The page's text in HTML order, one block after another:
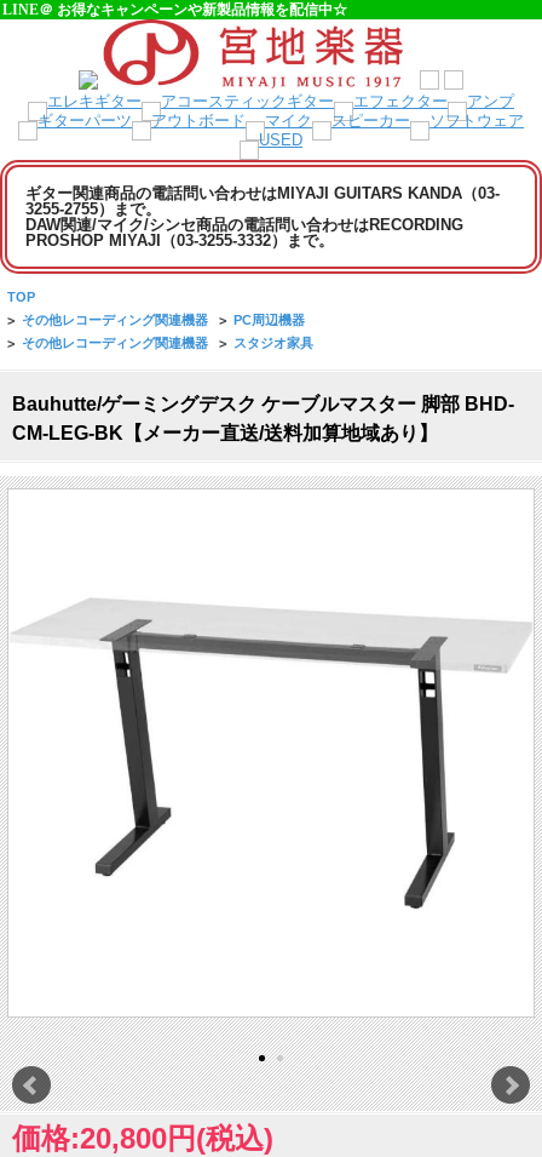
LINE＠ お得なキャンペーンや新製品情報を配信中☆
ギター関連商品の電話問い合わせはMIYAJI GUITARS KANDA（03-
3255-2755）まで。
DAW関連/マイク/シンセ商品の電話問い合わせはRECORDING
PROSHOP MIYAJI（03-3255-3332）まで。
TOP
> その他レコーディング関連機器 > PC周辺機器
> その他レコーディング関連機器 > スタジオ家具
Bauhutte/ゲーミングデスク ケーブルマスター 脚部 BHD-
CM-LEG-BK【メーカー直送/送料加算地域あり】
価格:20,800円(税込)